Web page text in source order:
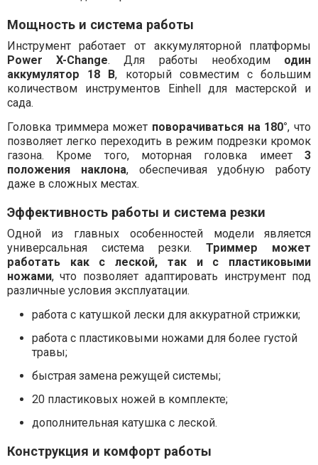
Мощность и система работы
Инструмент работает от аккумуляторной платформы
Power X-Change. Для работы необходим один
аккумулятор 18 В, который совместим с большим
количеством инструментов Einhell для мастерской и
сада.
Головка триммера может поворачиваться на 180°, что
позволяет легко переходить в режим подрезки кромок
газона. Кроме того, моторная головка имеет3
положения наклона, обеспечивая удобную работу
даже в сложных местах.
Эффективность работы и система резки
Одной из главных особенностей модели является
универсальная система резки.Триммер может
работать как с леской, так и с пластиковыми
ножами, что позволяет адаптировать инструмент под
различные условия эксплуатации.
работа с катушкой лески для аккуратной стрижки;
работа с пластиковыми ножами для более густой
травы;
быстрая замена режущей системы;
20 пластиковых ножей в комплекте;
дополнительная катушка с леской.
Конструкция и комфорт работы